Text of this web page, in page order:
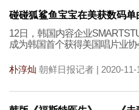
碰碰狐鲨鱼宝宝在美获数码
12日，韩国内容企业
成为韩国首个获得美国唱片业
朴淳灿 朝鲜日报记者 | 2020-11-